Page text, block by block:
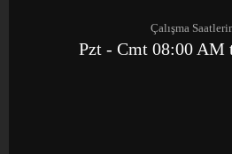
Çalışma
Pzt - Cmt 08:00 AM